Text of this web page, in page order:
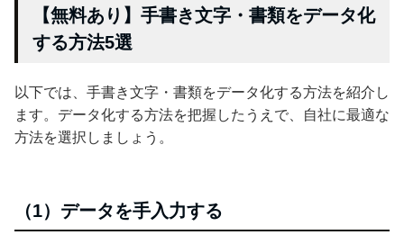
【無料あり】手書き文字・書類をデータ化
する方法5選
以下では、手書き文字・書類をデータ化する方法を紹介し
ます。データ化する方法を把握したうえで、自社に最適な
方法を選択しましょう。
（1）データを手入力する